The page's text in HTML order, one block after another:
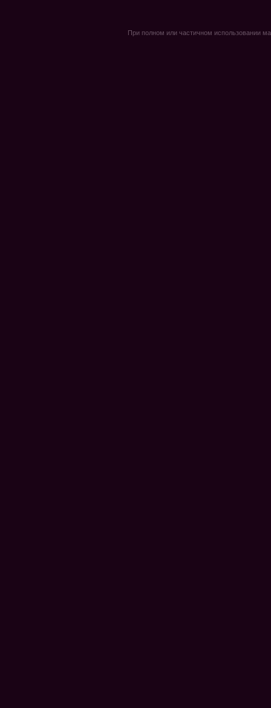
При полном или частичном использовании